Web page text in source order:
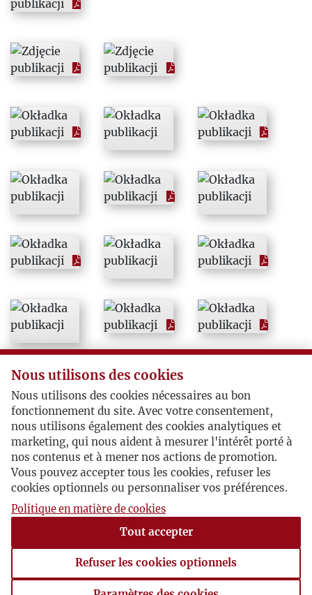
1979
1980
1981
1982
1983
1984
1985
1987
1988
1989
1990
Nous utilisons des cookies
Nous utilisons des cookies nécessaires au bon
fonctionnement du site. Avec votre consentement,
nous utilisons également des cookies analytiques et
marketing, qui nous aident à mesurer l'intérêt porté à
nos contenus et à mener nos actions de promotion.
Vous pouvez accepter tous les cookies, refuser les
cookies optionnels ou personnaliser vos préférences.
Politique en matière de cookies
Tout accepter
Refuser les cookies optionnels